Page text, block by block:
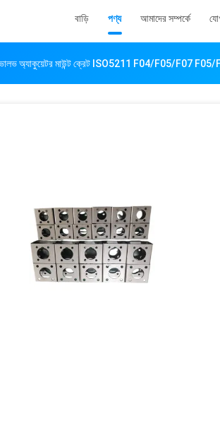
বাড়ি পণ্য আমাদের সম্পর্কে
ভালভ অ্যাকুয়েটর মাউন্ট ক্রেট ISO5211 F04/F05/F07